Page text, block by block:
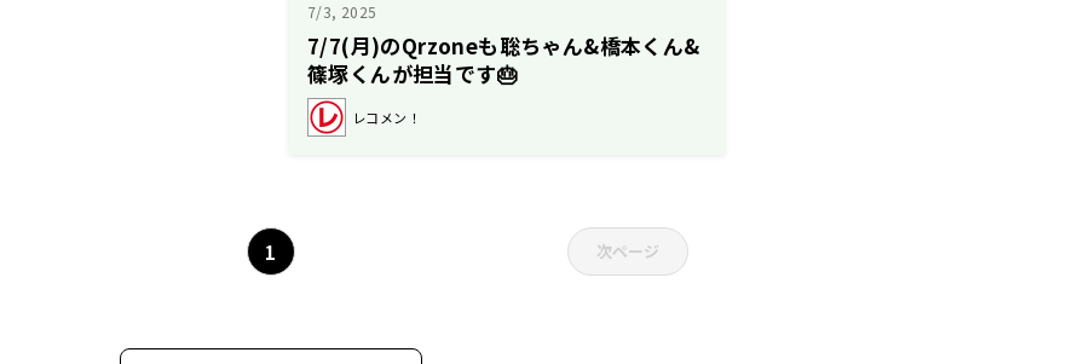
7/3, 2025
7/7(月)のQrzoneも聡ちゃん&橋本くん&
篠塚くんが担当です🎂
レコメン！
1 次ページ